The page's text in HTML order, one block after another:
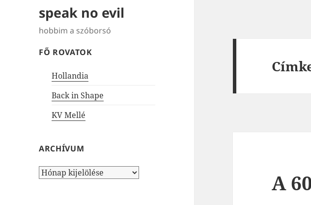
speak no evil
hobbim a szóborsó
FŐ ROVATOK
Hollandia
Back in Shape
KV Mellé
ARCHÍVUM
Archívum A